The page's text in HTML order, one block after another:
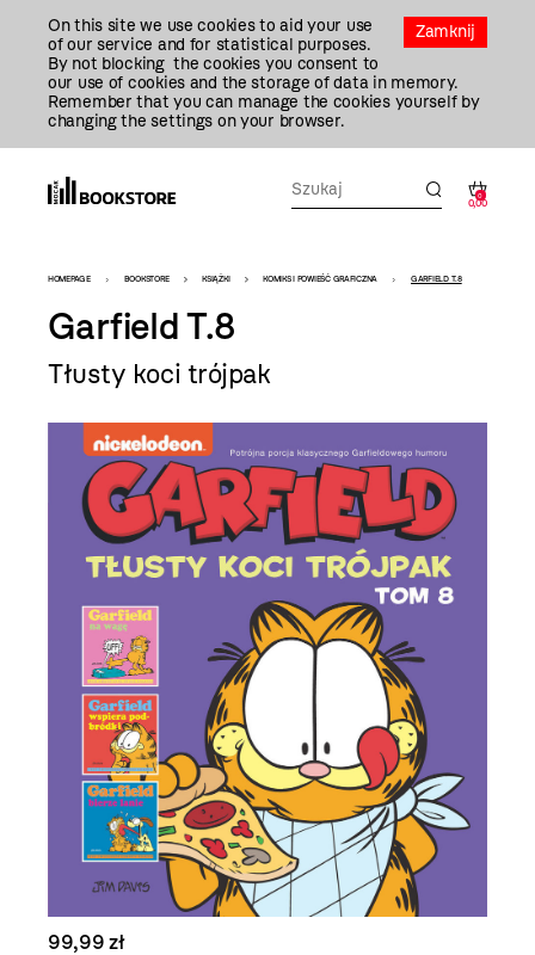
Zamknij
On this site we use cookies to aid your use
of our service and for statistical purposes.
By not blocking the cookies you consent to
our use of cookies and the storage of data in memory.
Remember that you can manage the cookies yourself by
changing the settings on your browser.
0
0,00
Bookstore
-
szablon
szczegóły
HOMEPAGE BOOKSTORE KSIĄŻKI KOMIKS I POWIEŚĆ GRAFICZNA GARFIELD T.8
Garfield T.8
Tłusty koci trójpak
99,99 zł